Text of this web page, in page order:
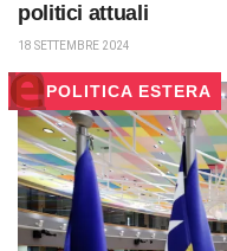
politici attuali
18 SETTEMBRE 2024
POLITICA ESTERA